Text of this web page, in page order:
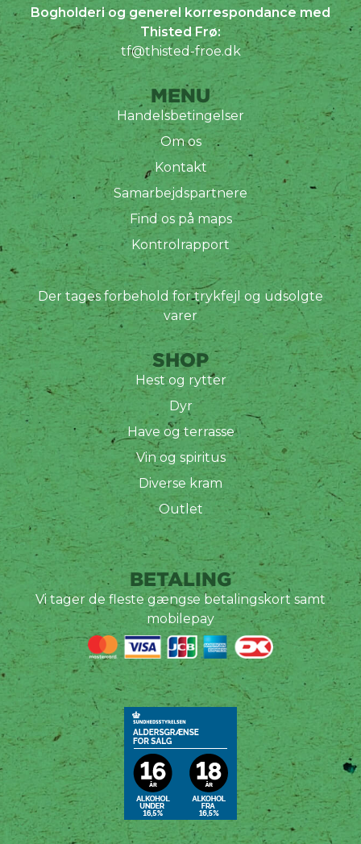
Bogholderi og generel korrespondance med
Thisted Frø:
tf@thisted-froe.dk
MENU
Handelsbetingelser
Om os
Kontakt
Samarbejdspartnere
Find os på maps
Kontrolrapport
Der tages forbehold for trykfejl og udsolgte
varer
SHOP
Hest og rytter
Dyr
Have og terrasse
Vin og spiritus
Diverse kram
Outlet
BETALING
Vi tager de fleste gængse betalingskort samt
mobilepay